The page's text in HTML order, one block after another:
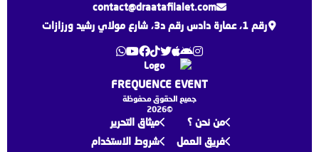
contact@draatafilalet.com
رقم 1، عمارة دادس رقم د3، شارع مولاي رشيد ورزازات
FREQUENCE EVENT
جميع الحقوق محفوظة
©2026
من نحن ؟
فريق العمل
ميثاق التحرير
شروط الاستخدام